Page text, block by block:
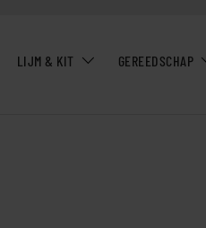
LIJM & KIT GEREEDSCHAP